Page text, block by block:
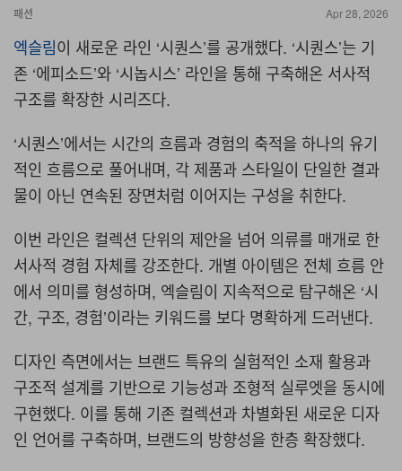
패션 Apr 28, 2026
엑슬림이 새로운 라인 ‘시퀀스’를 공개했다. ‘시퀀스’는 기
존 ‘에피소드’와 ‘시놉시스’ 라인을 통해 구축해온 서사적
구조를 확장한 시리즈다.
‘시퀀스’에서는 시간의 흐름과 경험의 축적을 하나의 유기
적인 흐름으로 풀어내며, 각 제품과 스타일이 단일한 결과
물이 아닌 연속된 장면처럼 이어지는 구성을 취한다.
이번 라인은 컬렉션 단위의 제안을 넘어 의류를 매개로 한
서사적 경험 자체를 강조한다. 개별 아이템은 전체 흐름 안
에서 의미를 형성하며, 엑슬림이 지속적으로 탐구해온 ‘시
간, 구조, 경험’이라는 키워드를 보다 명확하게 드러낸다.
디자인 측면에서는 브랜드 특유의 실험적인 소재 활용과
구조적 설계를 기반으로 기능성과 조형적 실루엣을 동시에
구현했다. 이를 통해 기존 컬렉션과 차별화된 새로운 디자
인 언어를 구축하며, 브랜드의 방향성을 한층 확장했다.